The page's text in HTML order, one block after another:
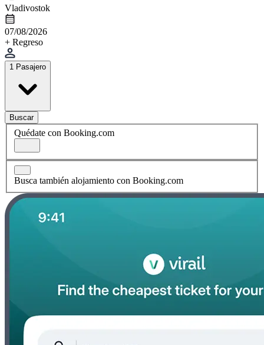
Vladivostok
07/08/2026
+ Regreso
1 Pasajero
Buscar
Quédate con Booking.com
Busca también alojamiento con Booking.com